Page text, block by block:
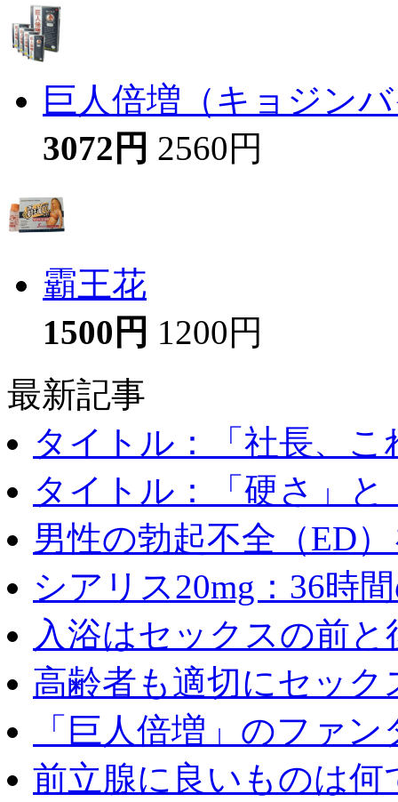
巨人倍増（キョジン
3072円 2560円
霸王花
1500円 1200円
最新記事
タイトル：「社長、こ
タイトル：「硬さ」と
男性の勃起不全（ED
シアリス20mg：36時
入浴はセックスの前
高齢者も適切にセック
「巨人倍増」のファ
前立腺に良いものは何